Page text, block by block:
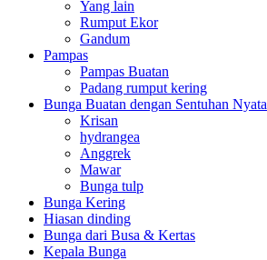
Yang lain
Rumput Ekor
Gandum
Pampas
Pampas Buatan
Padang rumput kering
Bunga Buatan dengan Sentuhan Nyata
Krisan
hydrangea
Anggrek
Mawar
Bunga tulp
Bunga Kering
Hiasan dinding
Bunga dari Busa & Kertas
Kepala Bunga